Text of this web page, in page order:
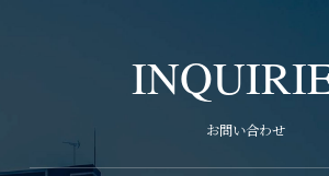
お問い合わせ